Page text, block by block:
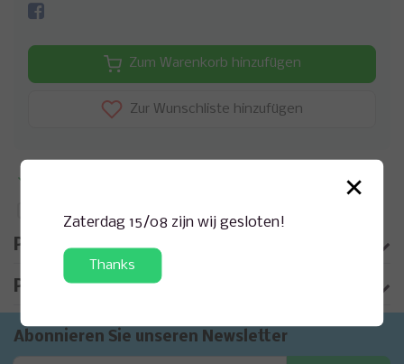
Zum Warenkorb hinzufügen
Zur Wunschliste hinzufügen
Anfrage zu diesem Produkt
Produktbeschreibung
Produktinformation
Abonnieren Sie unseren Newsletter
×
Zaterdag 15/08 zijn wij gesloten!
Thanks